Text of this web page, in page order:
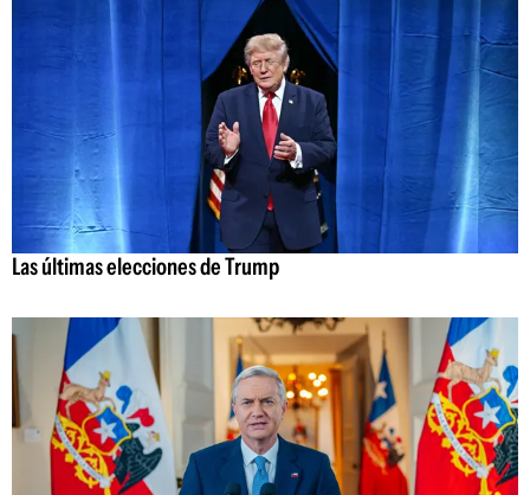
Las últimas elecciones de Trump